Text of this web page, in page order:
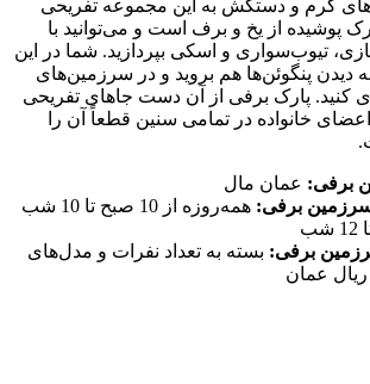
گرم و دستکش به این مجموعه تفریحی
پوشیده از یخ و برف است و می‌توانید با
تیوب‌سواری و اسکی بپردازید. شما در این
دیدن پنگوئن‌ها هم بروید و در سرزمین‌های
کنید. پارک برفی از آن دست جاهای تفریحی
خانواده در تمامی سنین قطعاً آن را
برفی: عمان مال
برفی:
همه‌روزه از 10 صبح تا 10 شب
برفی: بسته به تعداد نفرات و مدل‌های